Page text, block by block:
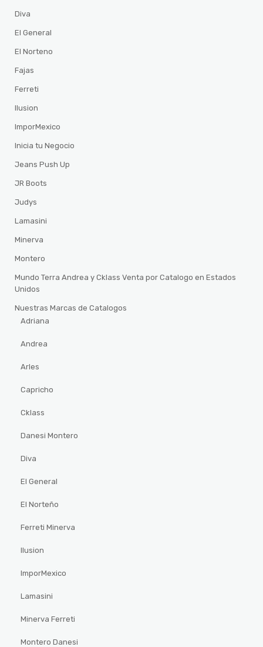
Diva
El General
El Norteno
Fajas
Ferreti
Ilusion
ImporMexico
Inicia tu Negocio
Jeans Push Up
JR Boots
Judys
Lamasini
Minerva
Montero
Mundo Terra Andrea y Cklass Venta por Catalogo en Estados
Unidos
Nuestras Marcas de Catalogos
Adriana
Andrea
Arles
Capricho
Cklass
Danesi Montero
Diva
El General
El Norteño
Ferreti Minerva
Ilusion
ImporMexico
Lamasini
Minerva Ferreti
Montero Danesi